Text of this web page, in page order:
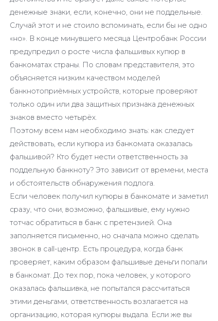
денежные знаки, если, конечно, они не поддельные.
Случай этот и не стоило вспоминать, если бы не одно
«но». В конце минувшего месяца Центробанк России
предупредил о росте числа фальшивых купюр в
банкоматах страны. По словам представителя, это
объясняется низким качеством моделей
банкнотоприёмных устройств, которые проверяют
только один или два защитных признака денежных
знаков вместо четырёх.
Поэтому всем нам необходимо знать: как следует
действовать, если купюра из банкомата оказалась
фальшивой? Кто будет нести ответственность за
поддельную банкноту? Это зависит от времени, места
и обстоятельств обнаружения подлога.
Если человек получил купюры в банкомате и заметил
сразу, что они, возможно, фальшивые, ему нужно
тотчас обратиться в банк с претензией. Она
заполняется письменно, но сначала можно сделать
звонок в call-центр. Есть процедура, когда банк
проверяет, каким образом фальшивые деньги попали
в банкомат. До тех пор, пока человек, у которого
оказалась фальшивка, не попытался рассчитаться
этими деньгами, ответственность возлагается на
организацию, которая купюры выдала. Если же вы